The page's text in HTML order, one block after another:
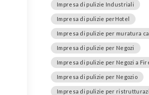
Impresa di pulizie Industriali
Impresa di pulizie perHotel
Impresa di pulizie per muratura
Impresa di pulizie per Negozi
Impresa di pulizie per Negozi a
Impresa di pulizie per Negozio
Impresa di pulizie per